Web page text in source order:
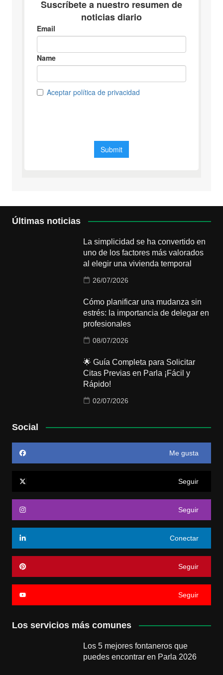
Últimas noticias
La simplicidad se ha convertido en
uno de los factores más valorados
al elegir una vivienda temporal
26/07/2026
Cómo planificar una mudanza sin
estrés: la importancia de delegar en
profesionales
08/07/2026
🌟 Guía Completa para Solicitar
Citas Previas en Parla ¡Fácil y
Rápido!
02/07/2026
Social
Me gusta
Seguir
Seguir
Conectar
Seguir
Seguir
Los servicios más comunes
Los 5 mejores fontaneros que
puedes encontrar en Parla 2026